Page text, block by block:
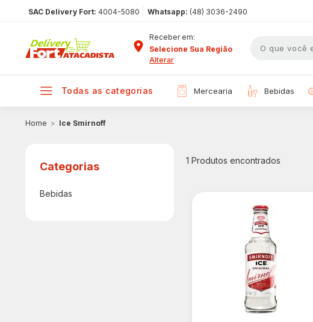
SAC Delivery Fort: 4004-5080 Whatsapp: (48) 3036-2490
Receber em:
Selecione Sua Região
Alterar
todas as categorias mercearia bebidas
Ice Smirnoff
Bebidas
1 Produtos encontrados